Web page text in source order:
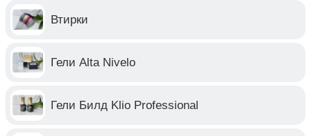
Втирки
Гели Alta Nivelo
Гели Билд Klio Professional